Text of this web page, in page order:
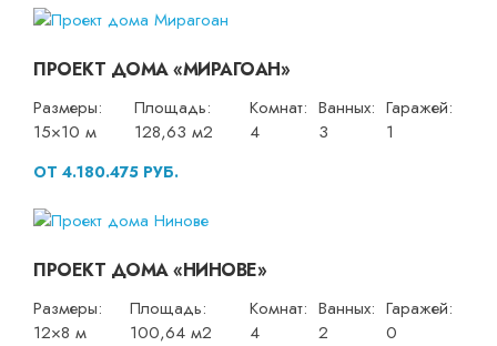
ПРОЕКТ ДОМА «МИРАГОАН»
Размеры:
15×10 м
Площадь:
128,63 м2
Комнат:
4
Ванных:
3
Гаражей:
1
ОТ 4.180.475 РУБ.
ПРОЕКТ ДОМА «НИНОВЕ»
Размеры:
12×8 м
Площадь:
100,64 м2
Комнат:
4
Ванных:
2
Гаражей:
0